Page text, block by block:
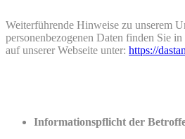
Weiterführende Hinweise zu unserem
personenbezogenen Daten finden Sie
auf unserer Webseite unter: https://
Informationspflicht der